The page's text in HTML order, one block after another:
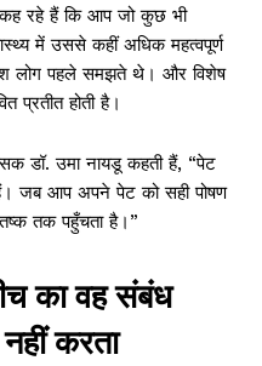
कह रहे हैं कि आप जो कुछ भी
में उससे कहीं अधिक महत्वपूर्ण
लोग पहले समझते थे। और विशेष
प्रतीत होती है।
डॉ. उमा नायडू कहती हैं, “पेट
जब आप अपने पेट को सही पोषण
तक पहुँचता है।”
का वह संबंध
करता